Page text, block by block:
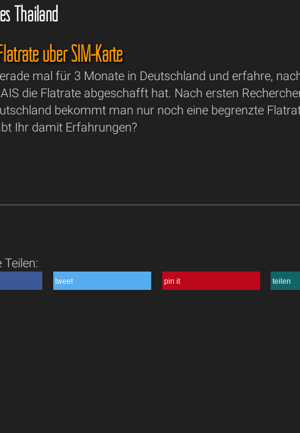
Thailand
über SIM-Karte
mal für 3 Monate in Deutschland und erfahre,
die Flatrate abgeschafft hat. Nach ersten
bekommt man nur noch eine begrenzte
Ihr damit Erfahrungen?
Teilen:
tweet pin it teilen